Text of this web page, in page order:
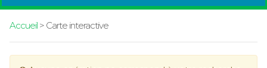
Accueil> Carte interactive